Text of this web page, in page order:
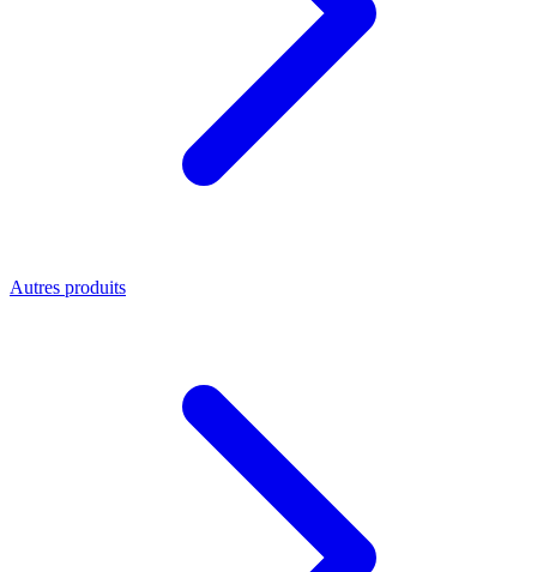
Autres produits